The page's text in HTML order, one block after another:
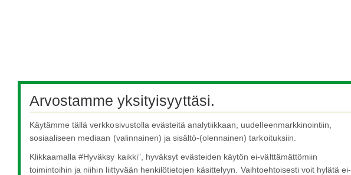
Arvostamme yksityisyyttäsi.
Käytämme tällä verkkosivustolla evästeitä analytiikkaan, uudelleenmarkkinointiin,
sosiaaliseen mediaan (valinnainen) ja sisältö-(olennainen) tarkoituksiin.
Klikkaamalla #Hyväksy kaikki”, hyväksyt evästeiden käytön ei-välttämättömiin
toimintoihin ja niihin liittyvään henkilötietojen käsittelyyn. Vaihtoehtoisesti voit hylätä ei-